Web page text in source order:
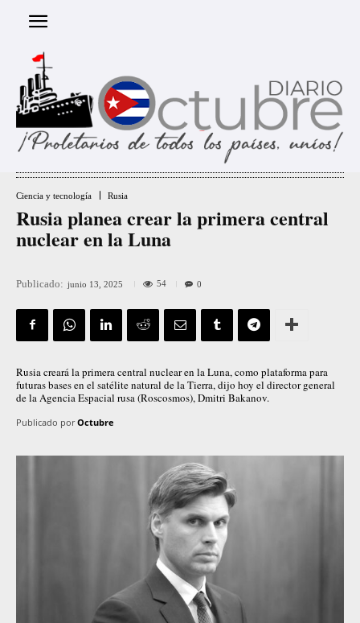
Ciencia y tecnología Rusia
Rusia planea crear la primera central
nuclear en la Luna
Publicado: junio 13, 2025 54 0
Rusia creará la primera central nuclear en la Luna, como plataforma para
futuras bases en el satélite natural de la Tierra, dijo hoy el director general
de la Agencia Espacial rusa (Roscosmos), Dmitri Bakanov.
Publicado por Octubre